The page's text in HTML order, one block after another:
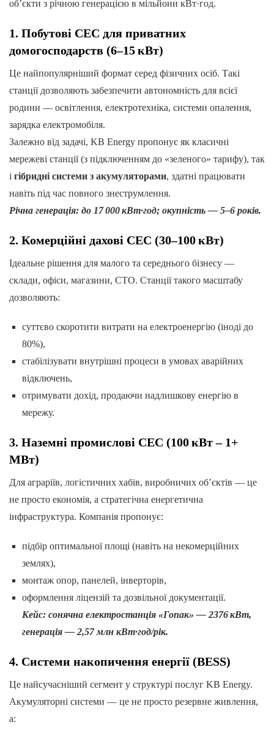
об’єкти з річною генерацією в мільйони кВт·год.
1. Побутові СЕС для приватних
домогосподарств (6–15 кВт)
Це найпопулярніший формат серед фізичних осіб. Такі
станції дозволяють забезпечити автономність для всієї
родини — освітлення, електротехніка, системи опалення,
зарядка електромобіля.
Залежно від задачі, KB Energy пропонує як класичні
мережеві станції (з підключенням до «зеленого» тарифу), так
і гібридні системи з акумуляторами, здатні працювати
навіть під час повного знеструмлення.
Річна генерація: до 17 000 кВт·год; окупність — 5–6 років.
2. Комерційні дахові СЕС (30–100 кВт)
Ідеальне рішення для малого та середнього бізнесу —
склади, офіси, магазини, СТО. Станції такого масштабу
дозволяють:
суттєво скоротити витрати на електроенергію (іноді до
80%),
стабілізувати внутрішні процеси в умовах аварійних
відключень,
отримувати дохід, продаючи надлишкову енергію в
мережу.
3. Наземні промислові СЕС (100 кВт – 1+
МВт)
Для аграріїв, логістичних хабів, виробничих об’єктів — це
не просто економія, а стратегічна енергетична
інфраструктура. Компанія пропонує:
підбір оптимальної площі (навіть на некомерційних
землях),
монтаж опор, панелей, інверторів,
оформлення ліцензій та дозвільної документації.
Кейс: сонячна електростанція «Гопак» — 2376 кВт,
генерація — 2,57 млн кВт·год/рік.
4. Системи накопичення енергії (BESS)
Це найсучасніший сегмент у структурі послуг KB Energy.
Акумуляторні системи — це не просто резервне живлення,
а: